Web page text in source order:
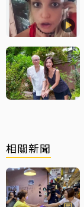
相關新聞